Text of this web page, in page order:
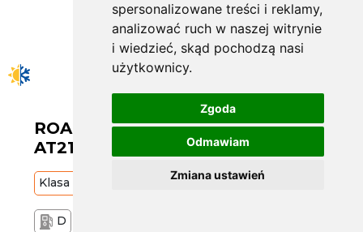
spersonalizowane treści i reklamy,
analizować ruch w naszej witrynie
i wiedzieć, skąd pochodzą nasi
użytkownicy.
Zgoda
Odmawiam
Zmiana ustawień
ROADX W215/75 R15 RX QUEST
AT21 100T [26]
Klasa 100 T
D